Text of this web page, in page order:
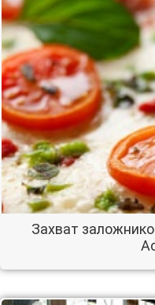
Захват